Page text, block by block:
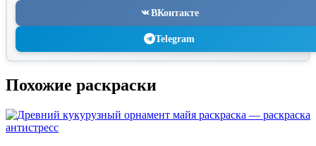
ВКонтакте
Telegram
Похожие раскраски